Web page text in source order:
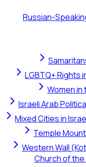
Russian-
LGBTQ+ Rights
Women in
Israeli Arab
Mixed Cities in
Temple
Western Wall
Church of the